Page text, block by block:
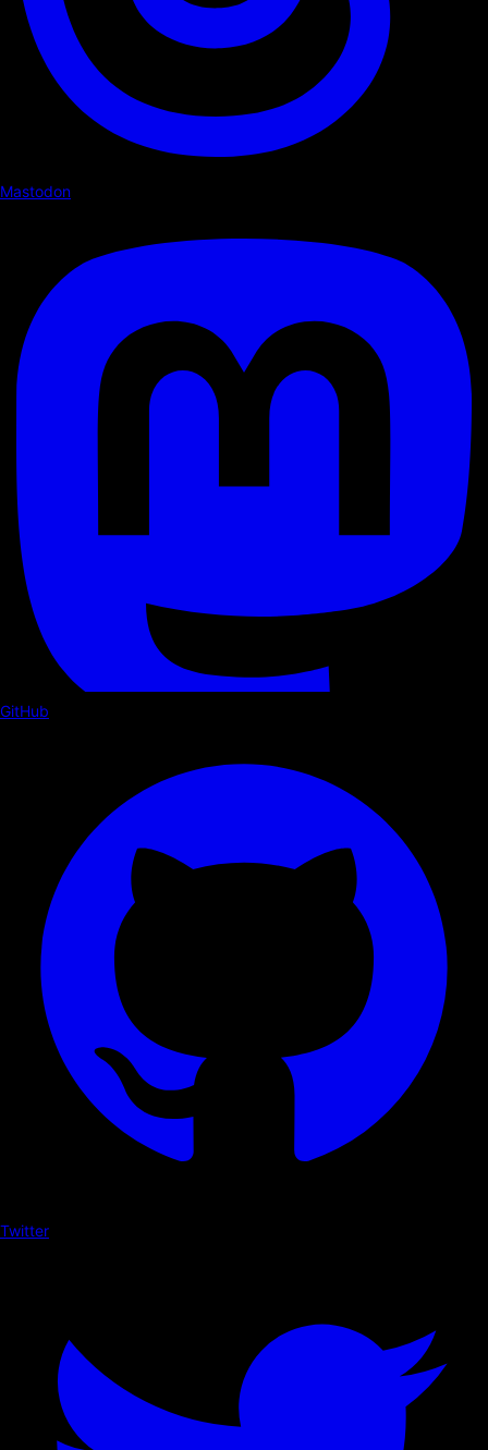
Mastodon
GitHub
Twitter